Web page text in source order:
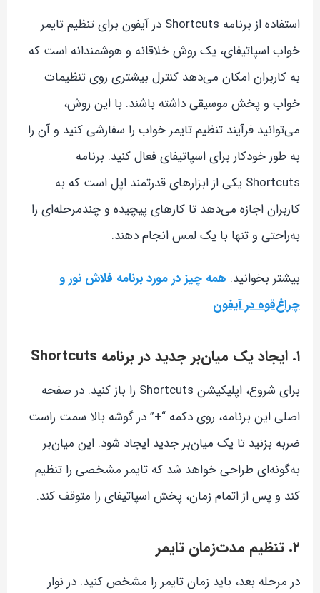
استفاده از برنامه Shortcuts در آیفون برای تنظیم تایمر
خواب اسپاتیفای، یک روش خلاقانه و هوشمندانه است که
به کاربران امکان می‌دهد کنترل بیشتری روی تنظیمات
خواب و پخش موسیقی داشته باشند. با این روش،
می‌توانید فرآیند تنظیم تایمر خواب را سفارشی کنید و آن را
به طور خودکار برای اسپاتیفای فعال کنید. برنامه
Shortcuts یکی از ابزارهای قدرتمند اپل است که به
کاربران اجازه می‌دهد تا کارهای پیچیده و چندمرحله‌ای را
به‌راحتی و تنها با یک لمس انجام دهند.
بیشتر بخوانید:همه چیز در مورد برنامه فلاش نور و
چراغ‌قوه در آیفون
۱. ایجاد یک میان‌بر جدید در برنامه Shortcuts
برای شروع، اپلیکیشن Shortcuts را باز کنید. در صفحه
اصلی این برنامه، روی دکمه “+” در گوشه بالا سمت راست
ضربه بزنید تا یک میان‌بر جدید ایجاد شود. این میان‌بر
به‌گونه‌ای طراحی خواهد شد که تایمر مشخصی را تنظیم
کند و پس از اتمام زمان، پخش اسپاتیفای را متوقف کند.
۲. تنظیم مدت‌زمان تایمر
در مرحله بعد، باید زمان تایمر را مشخص کنید. در نوار